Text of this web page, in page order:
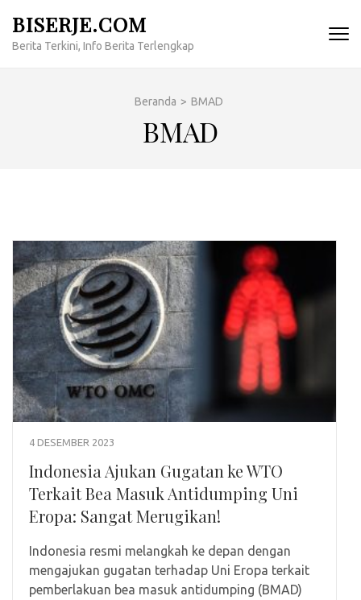
konten
BISERJE.COM
Berita Terkini, Info Berita Terlengkap
Beranda > BMAD
BMAD
4 DESEMBER 2023
Indonesia Ajukan Gugatan ke WTO
Terkait Bea Masuk Antidumping Uni
Eropa: Sangat Merugikan!
Indonesia resmi melangkah ke depan dengan
mengajukan gugatan terhadap Uni Eropa terkait
pemberlakuan bea masuk antidumping (BMAD)